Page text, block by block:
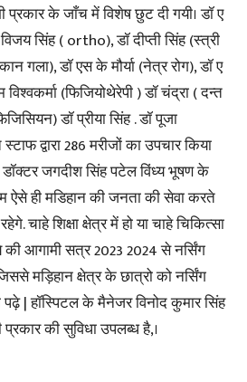
प्रकार के जाँच में विशेष छुट दी गयी। डॉ ए
सिंह ( ortho), डॉ दीप्ती सिंह (स्त्री
गला), डॉ एस के मौर्या (नेत्र रोग), डॉ ए
विश्वकर्मा (फिजियोथेरेपी ) डॉ चंद्रा ( दन्त
डॉ प्रीया सिंह . डॉ पूजा
द्वारा 286 मरीजों का उपचार किया
जगदीश सिंह पटेल विंध्य भूषण के
ऐसे ही मडिहान की जनता की सेवा करते
शिक्षा क्षेत्र में हो या चाहे चिकित्सा
आगामी सत्र 2023 2024 से नर्सिंग
मड़िहान क्षेत्र के छात्रो को नर्सिंग
| हॉस्पिटल के मैनेजर विनोद कुमार सिंह
की सुविधा उपलब्ध है,।